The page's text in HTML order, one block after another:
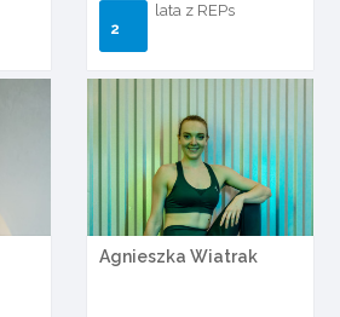
2
lata z REPs
Agnieszka Wiatrak